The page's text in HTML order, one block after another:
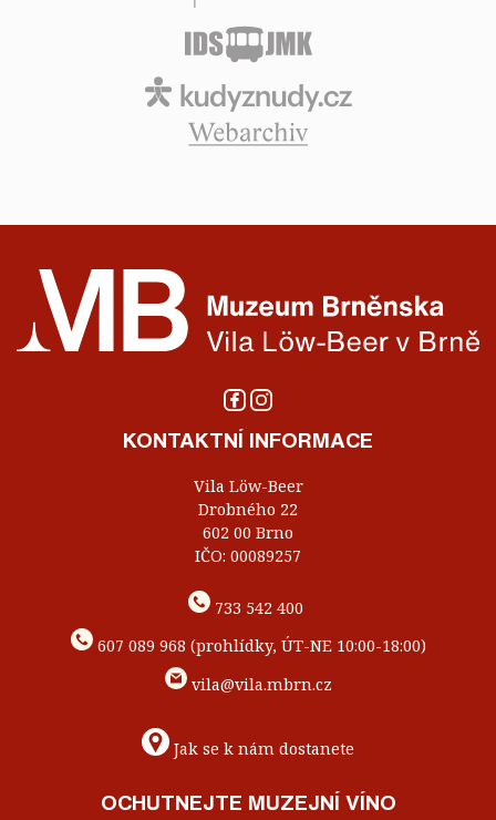
KONTAKTNÍ INFORMACE
Vila Löw-Beer
Drobného 22
602 00 Brno
IČO: 00089257
733 542 400
607 089 968 (prohlídky, ÚT-NE 10:00-18:00)
vila@vila.mbrn.cz
Jak se k nám dostanete
OCHUTNEJTE MUZEJNÍ VÍNO